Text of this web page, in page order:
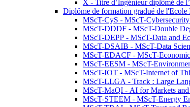
X - Titre d’Ingénieur diplômé de
Diplôme de formation gradué de
MScT-CyS - MScT-
MScT-DDDF - MScT-Double
MScT-DEPP - MScT-Data and
MScT-DSAIB - MScT-Data
MScT-EDACF - MScT-
MScT-EESM - MScT-
MScT-IOT - MScT-Internet of
MScT-LLGA - Track : Large
MScT-MaQI - AI for Markets
MScT-STEEM - MScT-Energy